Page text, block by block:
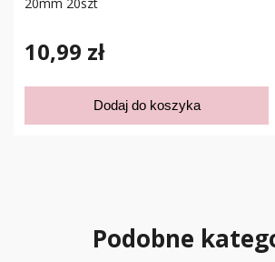
10,99 zł
Dodaj do koszyka
Podobne